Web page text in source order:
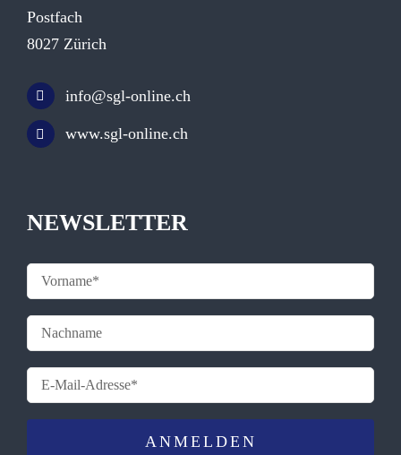
Postfach
8027 Zürich
info@sgl-online.ch
www.sgl-online.ch
NEWSLETTER